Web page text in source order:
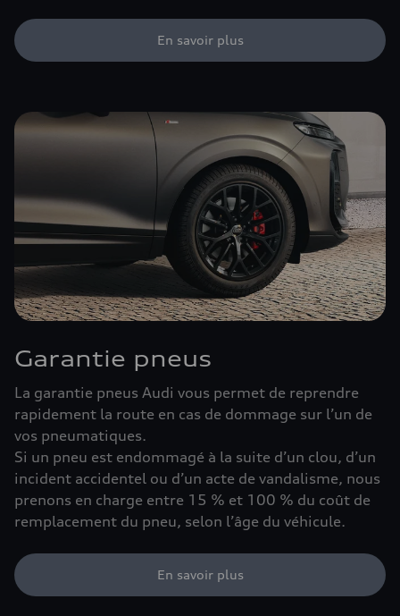
En savoir plus
Garantie pneus
La garantie pneus Audi vous permet de reprendre
rapidement la route en cas de dommage sur l’un de
vos pneumatiques.
Si un pneu est endommagé à la suite d’un clou, d’un
incident accidentel ou d’un acte de vandalisme, nous
prenons en charge entre 15 % et 100 % du coût de
remplacement du pneu, selon l’âge du véhicule.
En savoir plus